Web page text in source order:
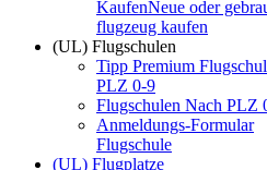
KaufenNeue oder
flugzeug kaufen
(UL) Flugschulen
Tipp Premium
PLZ 0-9
Flugschulen Nach PLZ
Anmeldungs-Formular
Flugschule
(UL) Flugplatze